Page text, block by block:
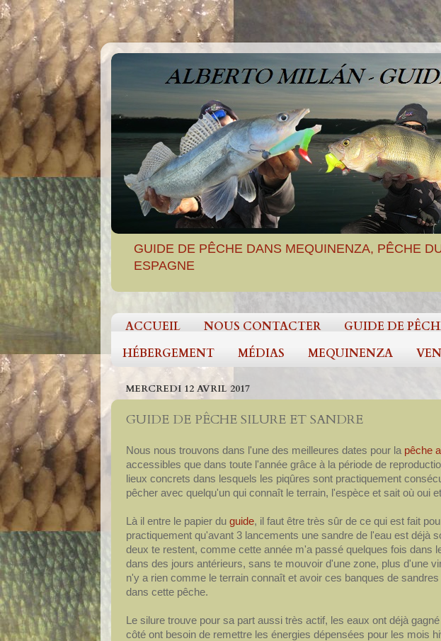
GUIDE DE PÊCHE DANS MEQUINENZA, PÊCHE
ESPAGNE
ACCUEIL NOUS CONTACTER GUIDE DE
HÉBERGEMENT
MÉDIAS MEQUINENZA
MERCREDI 12 AVRIL 2017
GUIDE DE PÊCHE SILURE ET SANDRE
Nous nous trouvons dans l'une des meilleures dates pour la pêche
accessibles que dans toute l'année grâce à la période de
lieux concrets dans lesquels les piqûres sont practiquement
pêcher avec quelqu'un qui connaît le terrain, l'espèce et sait où oui
Là il entre le papier du guide, il faut être très sûr de ce qui est fait
practiquement qu'avant 3 lancements une sandre de l'eau est déjà
deux te restent, comme cette année m'a passé quelques fois dans
dans des jours antérieurs, sans te mouvoir d'une zone, plus d'une
n'y a rien comme le terrain connaît et avoir ces banques de
dans cette pêche.
Le silure trouve pour sa part aussi très actif, les eaux ont déjà
côté ont besoin de remettre les énergies dépensées pour les mois